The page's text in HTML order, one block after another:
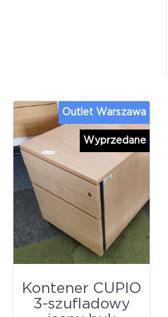
Wyprzedane
Outlet Warszawa
Kontener CUPIO
3-szufladowy